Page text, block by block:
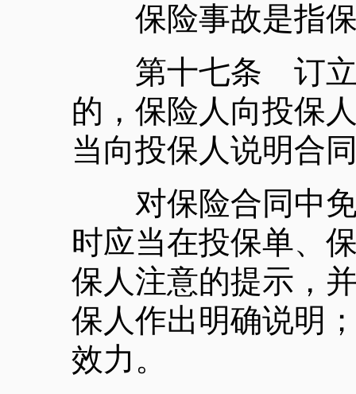
保险事故是指保
第十七条 订立保
的，保险人向投保
当向投保人说明合
对保险合同中免
时应当在投保单、
保人注意的提示，
保人作出明确说明
效力。